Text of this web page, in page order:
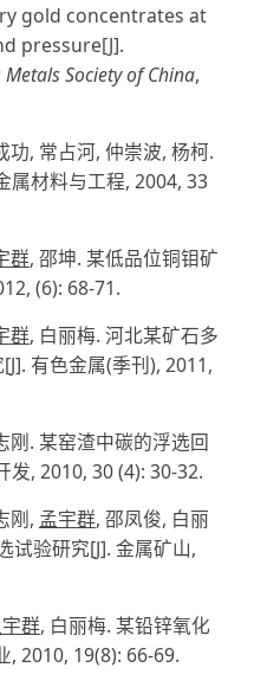
gold concentrates at
pressure[J].
Society of China,
功, 常占河, 仲崇波, 杨柯.
属材料与工程, 2004, 33
群, 邵坤. 某低品位铜钼矿
, (6): 68-71.
群, 白丽梅. 河北某矿石多
[J]. 有色金属(季刊), 2011,
刚. 某窑渣中碳的浮选回
发, 2010, 30 (4): 30-32.
刚, 孟宇群, 邵凤俊, 白丽
试验研究[J]. 金属矿山,
群, 白丽梅. 某铅锌氧化
, 2010, 19(8): 66-69.